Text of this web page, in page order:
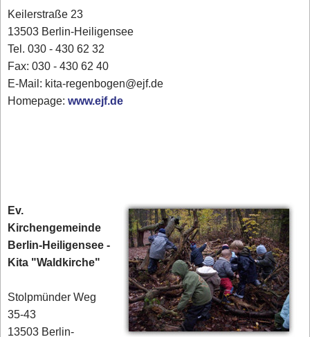
Keilerstraße 23
13503 Berlin-Heiligensee
Tel. 030 - 430 62 32
Fax: 030 - 430 62 40
E-Mail: kita-regenbogen@ejf.de
Homepage:www.ejf.de
Ev.
Kirchengemeinde
Berlin-Heiligensee -
Kita "Waldkirche"
Stolpmünder Weg
35-43
13503 Berlin-